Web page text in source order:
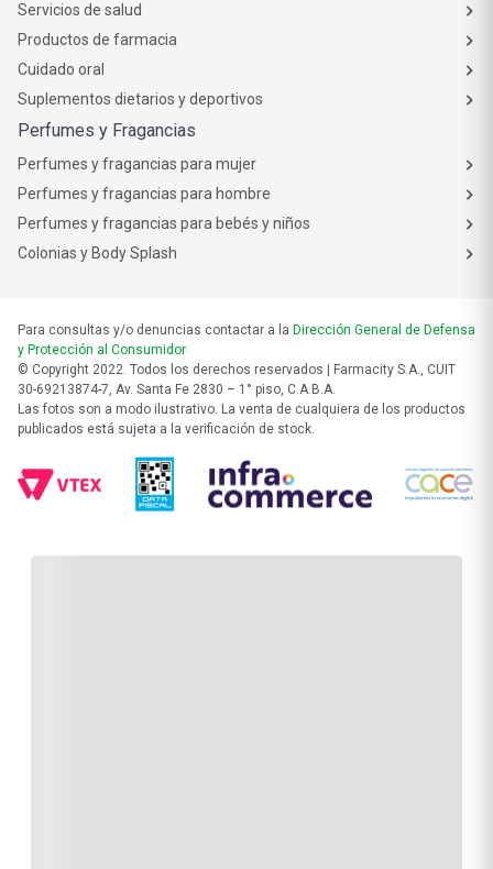
Servicios de salud
Productos de farmacia
Cuidado oral
Suplementos dietarios y deportivos
Perfumes y Fragancias
Perfumes y fragancias para mujer
Perfumes y fragancias para hombre
Perfumes y fragancias para bebés y niños
Colonias y Body Splash
Para consultas y/o denuncias contactar a la Dirección General de Defensa
y Protección al Consumidor
© Copyright 2022. Todos los derechos reservados | Farmacity S.A., CUIT
30-69213874-7, Av. Santa Fe 2830 – 1° piso, C.A.B.A.
Las fotos son a modo ilustrativo. La venta de cualquiera de los productos
publicados está sujeta a la verificación de stock.